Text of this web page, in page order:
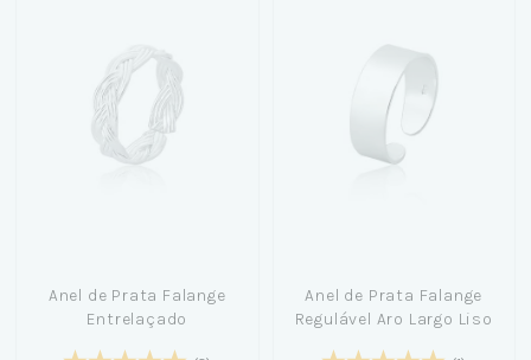
Anel de Prata Falange
Entrelaçado
Anel de Prata Falange
Regulável Aro Largo Liso